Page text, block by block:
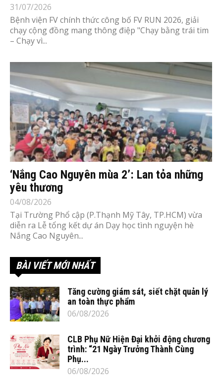
31/07/2026
Bệnh viện FV chính thức công bố FV RUN 2026, giải
chạy cộng đồng mang thông điệp "Chạy bằng trái tim
– Chạy vì...
‘Nắng Cao Nguyên mùa 2’: Lan tỏa những
yêu thương
04/08/2026
Tại Trường Phổ cập (P.Thạnh Mỹ Tây, TP.HCM) vừa
diễn ra Lễ tổng kết dự án Dạy học tình nguyện hè
Nắng Cao Nguyên...
BÀI VIẾT MỚI NHẤT
Tăng cường giám sát, siết chặt quản lý
an toàn thực phẩm
06/08/2026
CLB Phụ Nữ Hiện Đại khởi động chương
trình: “21 Ngày Trưởng Thành Cùng
Phụ...
06/08/2026